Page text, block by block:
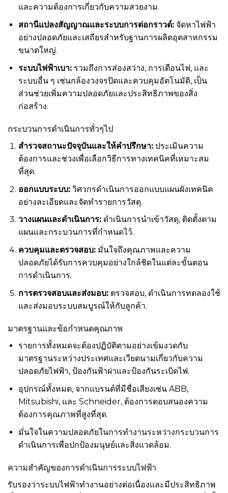
และความต้องการเกี่ยวกับความสวยงาม.
สถานีแปลงสัญญาณและระบบการต่อกราวด์:จัดหาไฟฟ้า
อย่างปลอดภัยและเสถียรสำหรับฐานการผลิตอุตสาหกรรม
ขนาดใหญ่.
ระบบไฟฟ้าเบา:รวมถึงการส่องสว่าง, การเตือนไฟ, และ
ระบบอื่น ๆ เช่นกล้องวงจรปิดและควบคุมอัตโนมัติ, เป็น
ส่วนช่วยเพิ่มความปลอดภัยและประสิทธิภาพของสิ่ง
ก่อสร้าง.
กระบวนการดำเนินการทั่วๆไป
สำรวจสถานะปัจจุบันและให้คำปรึกษา:ประเมินความ
ต้องการและช่วงเพื่อเลือกวิธีการทางเทคนิคที่เหมาะสม
ที่สุด.
ออกแบบระบบ:วิศวกรดำเนินการออกแบบแผนผังเทคนิค
อย่างละเอียดและจัดทำรายการวัสดุ.
วางแผนและดำเนินการ:ดำเนินการนำเข้าวัสดุ, ติดตั้งตาม
แผนและกระบวนการที่กำหนดไว้.
ควบคุมและตรวจสอบ:มั่นใจถึงคุณภาพและความ
ปลอดภัยได้รับการควบคุมอย่างใกล้ชิดในแต่ละขั้นตอน
การดำเนินการ.
การตรวจสอบและส่งมอบ:ตรวจสอบ, ดำเนินการทดลองใช้
และส่งมอบระบบสมบูรณ์ให้กับลูกค้า.
มาตรฐานและข้อกำหนดคุณภาพ
รายการทั้งหมดจะต้องปฏิบัติตามอย่างเข้มงวดกับ
มาตรฐานระหว่างประเทศและเวียดนามเกี่ยวกับความ
ปลอดภัยไฟฟ้า, ป้องกันฟ้าผ่าและป้องกันระเบิดไฟ.
อุปกรณ์ทั้งหมด, จากแบรนด์ที่มีชื่อเสียงเช่น ABB,
Mitsubishi, และ Schneider, ต้องการตอบสนองความ
ต้องการคุณภาพที่สูงที่สุด.
มั่นใจในความปลอดภัยในการทำงานระหว่างกระบวนการ
ดำเนินการเพื่อปกป้องมนุษย์และสิ่งแวดล้อม.
ความสำคัญของการดำเนินการระบบไฟฟ้า
รับรองว่าระบบไฟฟ้าทำงานอย่างต่อเนื่องและมีประสิทธิภาพ